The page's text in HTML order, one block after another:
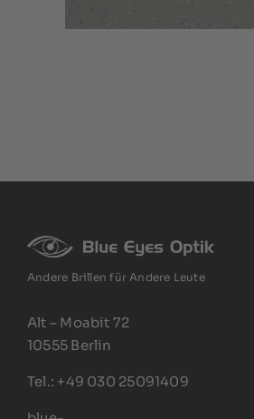
Andere Brillen für Andere Leute
Alt – Moabit 72
10555 Berlin
Tel.: +49 030 25091409